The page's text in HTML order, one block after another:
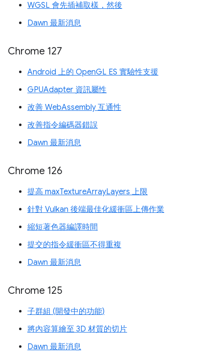
WGSL 會先插補取樣，然後
Dawn 最新消息
Chrome 127
Android 上的 OpenGL ES 實驗性支援
GPUAdapter 資訊屬性
改善 WebAssembly 互通性
改善指令編碼器錯誤
Dawn 最新消息
Chrome 126
提高 maxTextureArrayLayers 上限
針對 Vulkan 後端最佳化緩衝區上傳作業
縮短著色器編譯時間
提交的指令緩衝區不得重複
Dawn 最新消息
Chrome 125
子群組 (開發中的功能)
將內容算繪至 3D 材質的切片
Dawn 最新消息